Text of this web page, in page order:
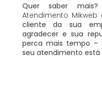
Quer saber
Atendimento Mikweb
cliente da sua
agradecer e sua
perca mais tempo –
seu atendimento